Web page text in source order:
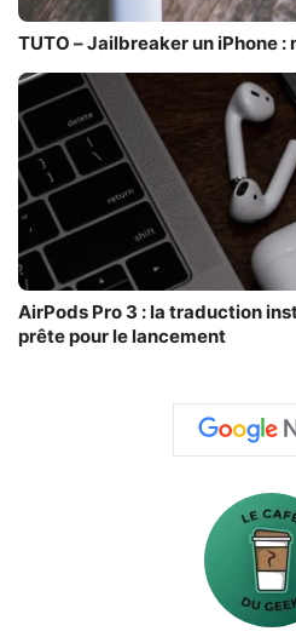
TUTO – Jailbreaker un iPhone :
AirPods Pro 3 : la traduction
prête pour le lancement